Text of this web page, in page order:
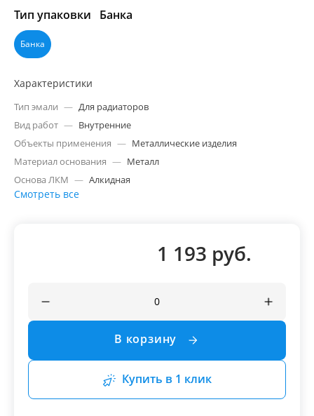
Тип упаковки Банка
Банка
Характеристики
Тип эмали — Для радиаторов
Вид работ — Внутренние
Объекты применения — Металлические изделия
Материал основания — Металл
Основа ЛКМ — Алкидная
Смотреть все
1 193 руб.
В корзину
Купить в 1 клик